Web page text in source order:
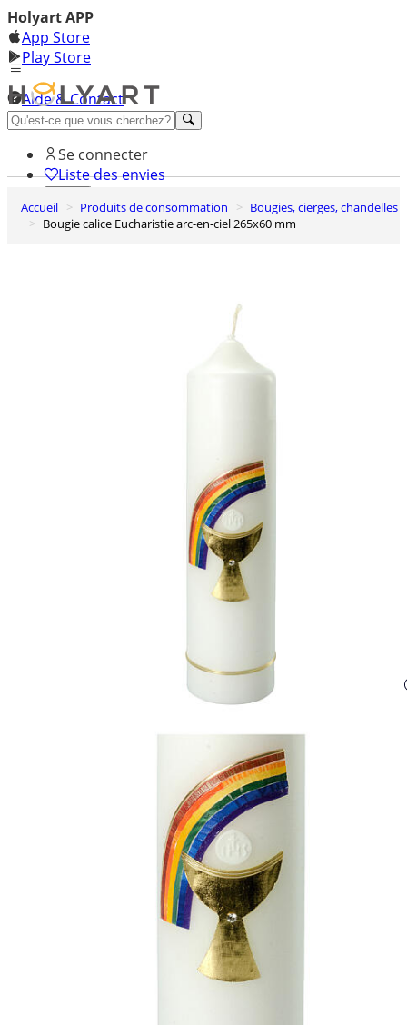
Holyart APP
App Store
Play Store
Aide & Contact
Découvrez Premium
Se connecter
Liste des envies
0
Panier
Accueil Produits de consommation
Bougies, cierges, chandelles
Bougie calice Eucharistie arc-en-ciel 265x60 mm